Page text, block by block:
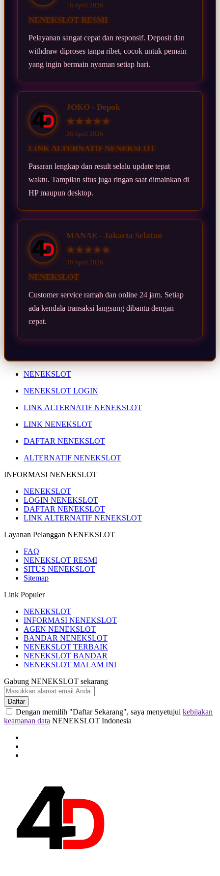
18 April 2026
NENEKSLOT RESMI
Pelayanan sangat cepat dan responsif. Deposit dan
withdraw diproses tanpa ribet, cocok untuk pemain
yang ingin bermain nyaman setiap hari.
JOKO - Depok
★★★★★
26 April 2026
LINK ALTERNATIF NENEKSLOT
Pasaran lengkap dan result selalu update tepat
waktu. Tampilan situs juga ringan saat dimainkan di
HP maupun desktop.
MANAE - Jakarta Selatan
★★★★★
30 April 2026
NENEKSLOT
Customer service ramah dan online 24 jam. Setiap
ada kendala transaksi langsung dibantu dengan
cepat.
NENEKSLOT
NENEKSLOT LOGIN
LINK ALTERNATIF NENEKSLOT
LINK NENEKSLOT
DAFTAR NENEKSLOT
ALTERNATIF NENEKSLOT
INFORMASI NENEKSLOT
NENEKSLOT
LOGIN NENEKSLOT
DAFTAR NENEKSLOT
LINK ALTERNATIF NENEKSLOT
Layanan Pelanggan NENEKSLOT
FAQ
NENEKSLOT RESMI
SITUS NENEKSLOT
Sitemap
Link Populer
NENEKSLOT
INFORMASI NENEKSLOT
AGEN NENEKSLOT
BANDAR NENEKSLOT
NENEKSLOT TERBAIK
NENEKSLOT BANDAR
NENEKSLOT MALAM INI
Gabung NENEKSLOT sekarang
Daftar
Dengan memilih "Daftar Sekarang", saya menyetujui kebijakan
keamanan data NENEKSLOT Indonesia